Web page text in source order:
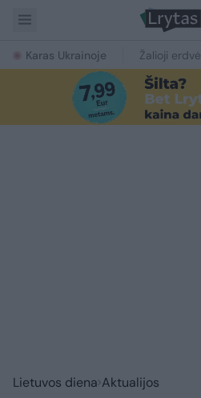
Karas Ukrainoje Žalioji erdvė
Lietuvos diena Aktualijos